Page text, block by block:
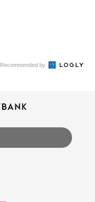
Recommended by